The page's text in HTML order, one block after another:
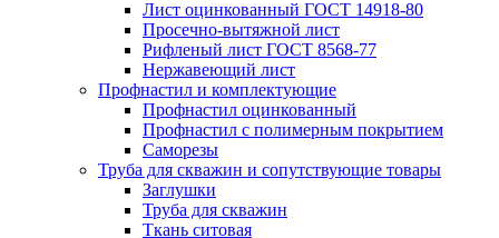
Лист оцинкованный ГОСТ 14918-80
Просечно-вытяжной лист
Рифленый лист ГОСТ 8568-77
Нержавеющий лист
Профнастил и комплектующие
Профнастил оцинкованный
Профнастил с полимерным покрытием
Саморезы
Труба для скважин и сопутствующие товары
Заглушки
Труба для скважин
Ткань ситовая